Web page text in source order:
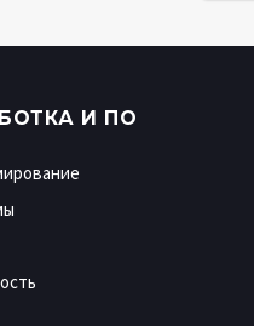
И ПО